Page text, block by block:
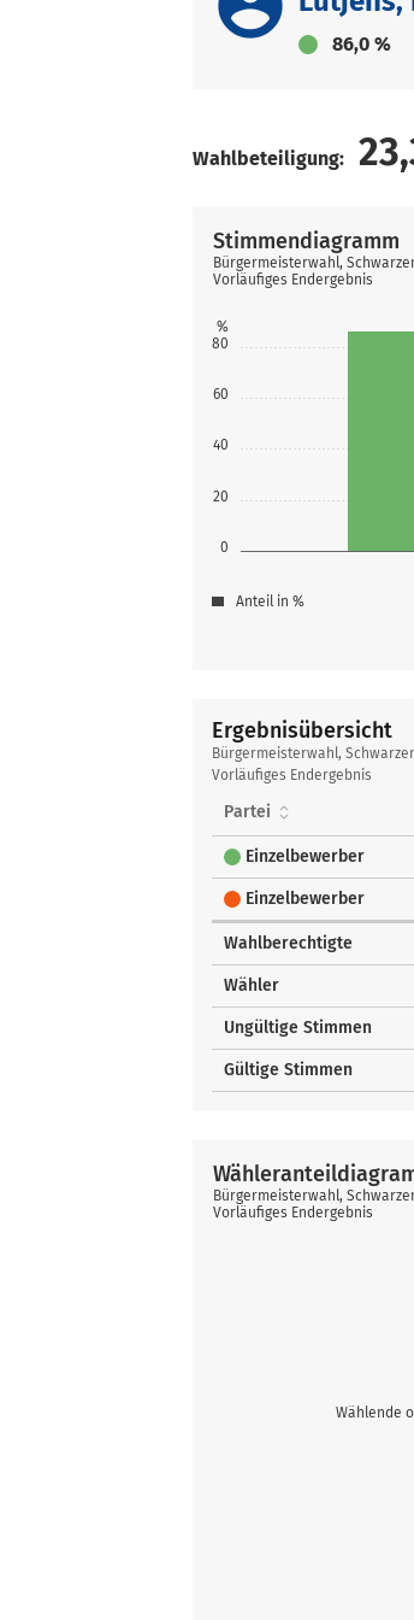
86,0 %
Wahlbeteiligung:
0
20
40
60
80
%
Stimmendiagramm
Bürgermeisterwahl,
Vorläufiges Endergebnis
Anteil in %
Ergebnisübersicht
Ergebnisübersicht
Bürgermeisterwahl,
Vorläufiges Endergebnis
Partei
Einzelbewerber
Einzelbewerber
Wahlberechtigte
Wähler
Ungültige Stimmen
Gültige Stimmen
Wählende
Bürgermeisterwahl,
Vorläufiges Endergebnis